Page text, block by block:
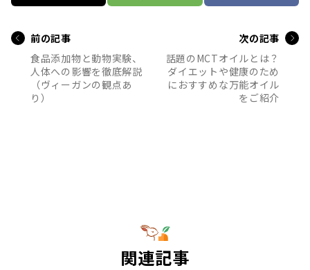
前の記事
食品添加物と動物実験、
人体への影響を徹底解説
（ヴィーガンの観点あ
り）
次の記事
話題のMCTオイルとは？
ダイエットや健康のため
におすすめな万能オイル
をご紹介
関連記事